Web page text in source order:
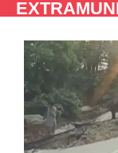
Saltar
contenido